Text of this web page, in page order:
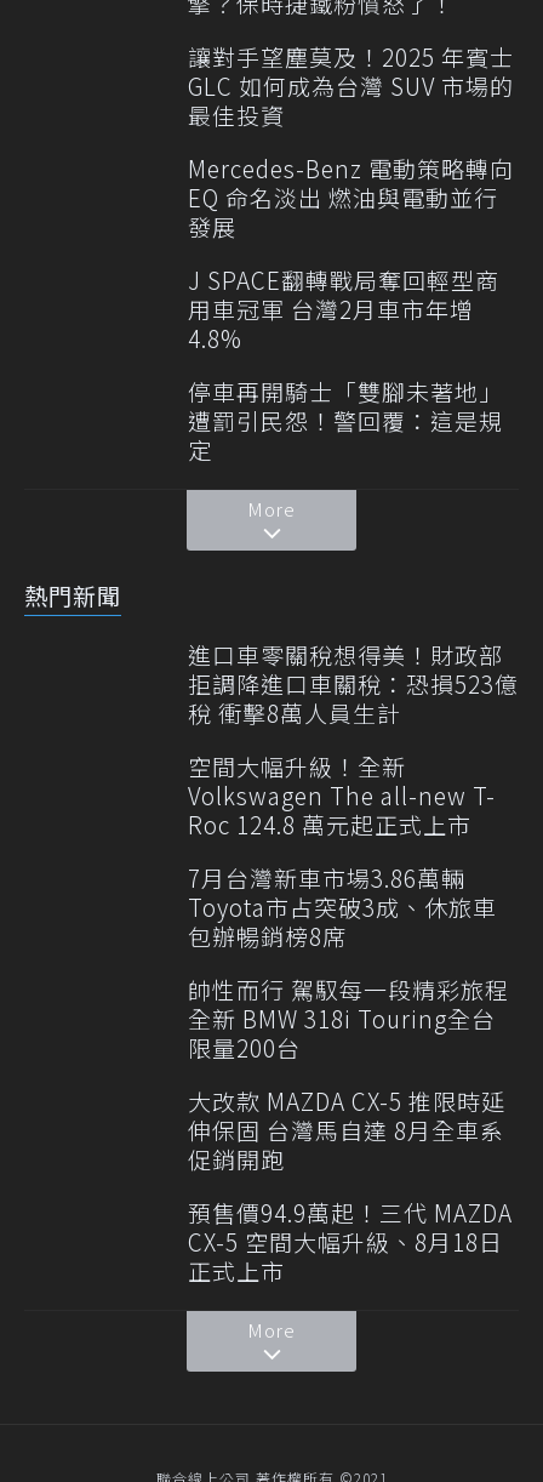
讓對手望塵莫及！2025 年賓士
GLC 如何成為台灣 SUV 市場的
最佳投資
Mercedes-Benz 電動策略轉向
EQ 命名淡出 燃油與電動並行
發展
J SPACE翻轉戰局奪回輕型商
用車冠軍 台灣2月車市年增
4.8%
停車再開騎士「雙腳未著地」
遭罰引民怨！警回覆：這是規
定
More
熱門新聞
進口車零關稅想得美！財政部
拒調降進口車關稅：恐損523億
稅 衝擊8萬人員生計
空間大幅升級！全新
Volkswagen The all-new T-
Roc 124.8 萬元起正式上市
7月台灣新車市場3.86萬輛
Toyota市占突破3成、休旅車
包辦暢銷榜8席
帥性而行 駕馭每一段精彩旅程
全新 BMW 318i Touring全台
限量200台
大改款 MAZDA CX-5 推限時延
伸保固 台灣馬自達 8月全車系
促銷開跑
預售價94.9萬起！三代 MAZDA
CX-5 空間大幅升級、8月18日
正式上市
More
聯合線上公司 著作權所有 ©2021